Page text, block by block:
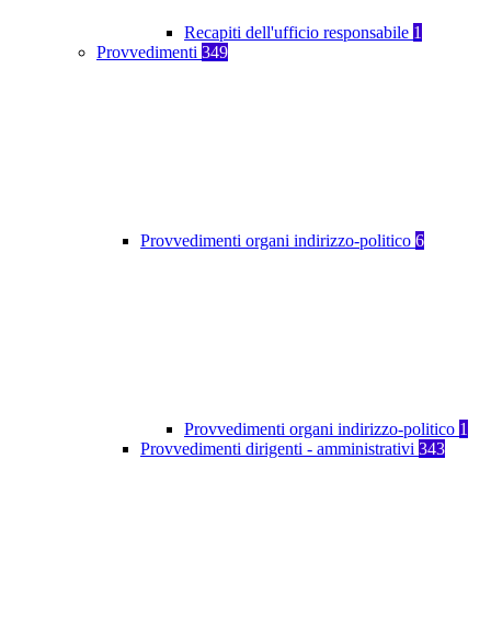
Recapiti dell'ufficio responsabile 1
Provvedimenti 349
Provvedimenti organi indirizzo-politico 6
Provvedimenti organi indirizzo-politico 1
Provvedimenti dirigenti - amministrativi 343